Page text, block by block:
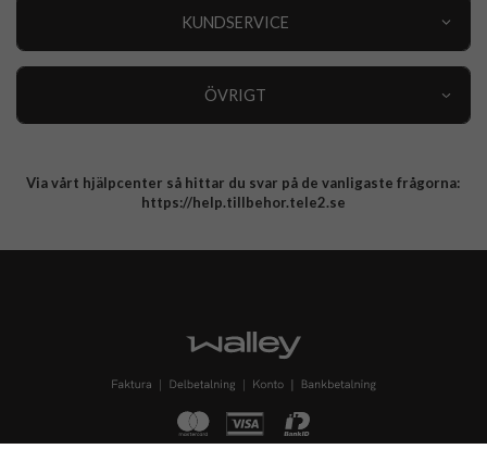
KUNDSERVICE
ÖVRIGT
Integritetspolicy
Via vårt hjälpcenter så hittar du svar på de vanligaste frågorna:
https://help.tillbehor.tele2.se